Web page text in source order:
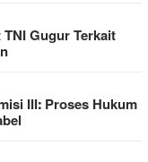
Gugur Terkait
III: Proses Hukum